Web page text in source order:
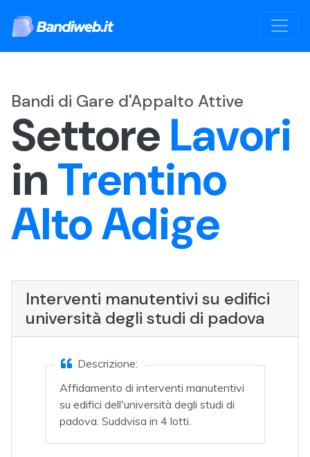
Bandi di Gare d'Appalto Attive
Settore Lavori
inTrentino
Alto Adige
Interventi manutentivi su edifici
università degli studi di padova
Descrizione:
Affidamento di interventi manutentivi
su edifici dell'università degli studi di
padova. Suddvisa in 4 lotti.